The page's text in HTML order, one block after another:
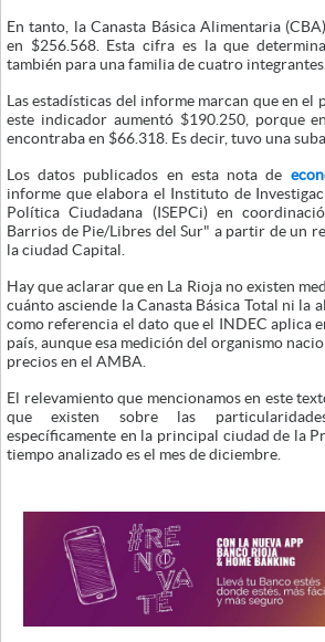
En tanto, la Canasta Básica Alimentaria
en $256.568. Esta cifra es la que
también para una familia de cuatro integrantes.
Las estadísticas del informe marcan que en
este indicador aumentó $190.250, porque
encontraba en $66.318. Es decir, tuvo una
Los datos publicados en esta nota de
informe que elabora el Instituto de
Política Ciudadana (ISEPCi) en
Barrios de Pie/Libres del Sur" a partir de un
la ciudad Capital.
Hay que aclarar que en La Rioja no existen
cuánto asciende la Canasta Básica Total ni la
como referencia el dato que el INDEC aplica
país, aunque esa medición del organismo
precios en el AMBA.
El relevamiento que mencionamos en este
que existen sobre las
específicamente en la principal ciudad de la
tiempo analizado es el mes de diciembre.